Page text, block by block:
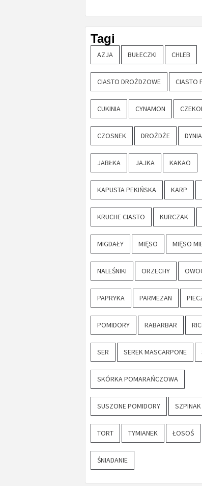
Tagi
AZJA BUŁECZKI CHLEB
CIASTO DROŻDZOWE CIASTO
CUKINIA CYNAMON
CZOSNEK DROŻDŻE DYNIA
JABŁKA JAJKA KAKAO
KAPUSTA PEKIŃSKA KARP
KRUCHE CIASTO KURCZAK
MIGDAŁY MIĘSO MIĘSO
NALEŚNIKI ORZECHY
PAPRYKA PARMEZAN
POMIDORY RABARBAR
SER SEREK MASCARPONE
SKÓRKA POMARAŃCZOWA
SUSZONE POMIDORY SZPINAK
TORT TYMIANEK ŁOSOŚ
ŚNIADANIE